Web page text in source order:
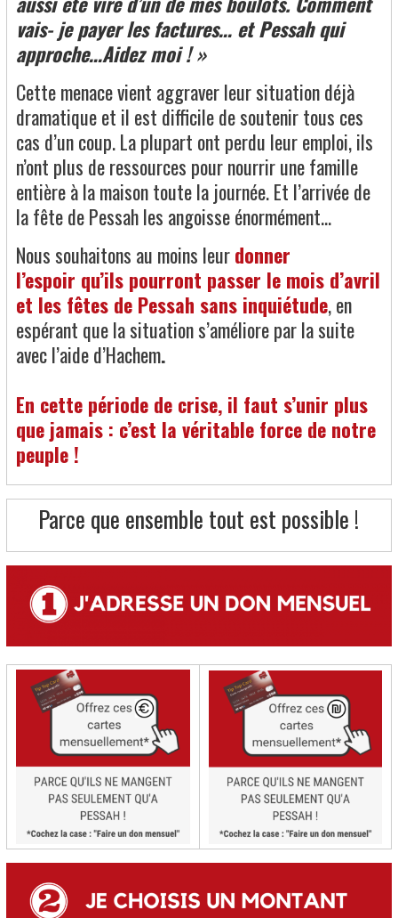
vais- je payer les factures… et Pessah qui
approche…Aidez moi ! »
Cette menace vient aggraver leur situation déjà
dramatique et il est difficile de soutenir tous ces
cas d’un coup. La plupart ont perdu leur emploi, ils
n’ont plus de ressources pour nourrir une famille
entière à la maison toute la journée. Et l’arrivée de
la fête de Pessah les angoisse énormément…
Nous souhaitons au moins leurdonner
l’espoir qu’ils pourront passer le mois d’avril
et les fêtes de Pessah sans inquiétude, en
espérant que la situation s’améliore par la suite
avec l’aide d’Hachem.
En cette période de crise, il faut s’unir plus
que jamais : c’est la véritable force de notre
peuple !
Parce que ensemble tout est possible !